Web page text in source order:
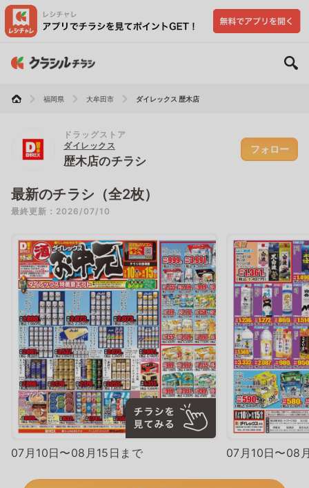
福岡県 大牟田市 ダイレックス 歴木店
ドラッグストア
ダイレックス
歴木店のチラシ
フォロー
最新のチラシ（全2枚）
最終更新：2026/07/10
07月10日〜08月15日まで 07月10日〜08